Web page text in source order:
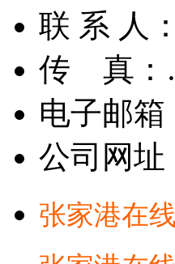
联 系
传 真
电子邮
公司网
张家港在